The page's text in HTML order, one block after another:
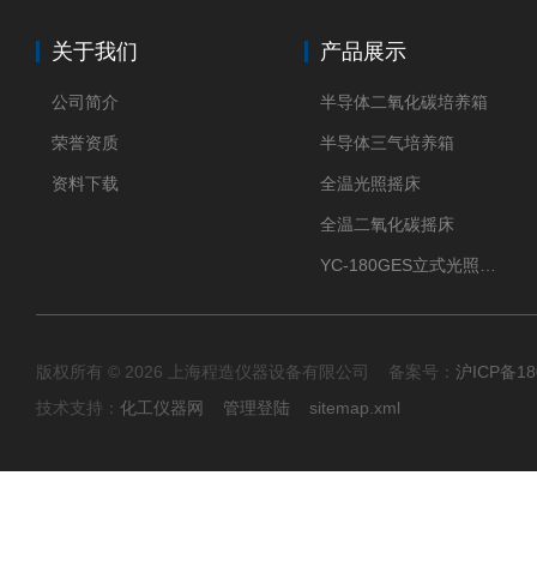
关于我们
公司简介
荣誉资质
资料下载
产品展示
半导体二氧化碳培养箱
半导体三气培养箱
全温光照摇床
全温二氧化碳摇床
版权所有 © 2026 上海程造仪器设备有限公司 备案号： 沪ICP备
技术支持： 化工仪器网 管理登陆 sitemap.xml